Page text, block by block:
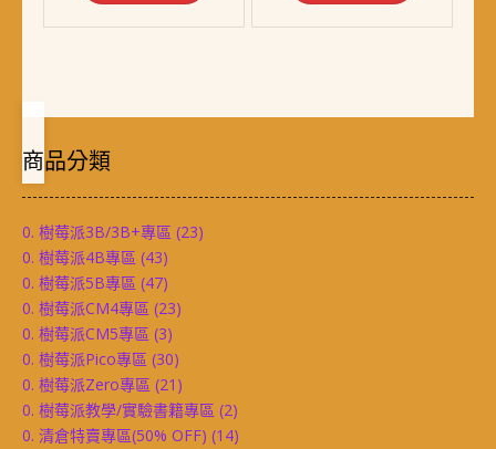
商品分類
0. 樹莓派3B/3B+專區 (23)
0. 樹莓派4B專區 (43)
0. 樹莓派5B專區 (47)
0. 樹莓派CM4專區 (23)
0. 樹莓派CM5專區 (3)
0. 樹莓派Pico專區 (30)
0. 樹莓派Zero專區 (21)
0. 樹莓派教學/實驗書籍專區 (2)
0. 清倉特賣專區(50% OFF) (14)